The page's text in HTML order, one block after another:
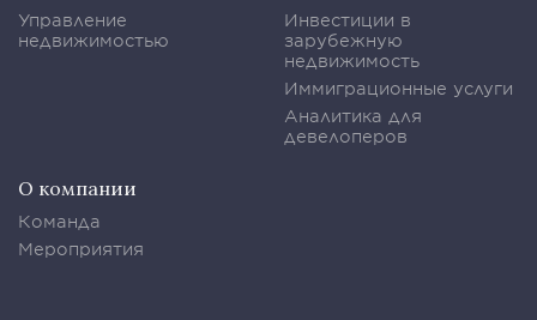
Управление
недвижимостью
Инвестиции в
зарубежную
недвижимость
Иммиграционные услуги
Аналитика для
девелоперов
О компании
Команда
Мероприятия